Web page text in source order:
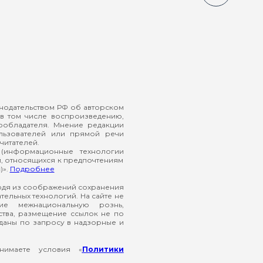
РФ об авторском
числе воспроизведению,
Мнение редакции
или прямой речи
технологии
относящихся к предпочтениям
Подробнее
из соображений сохранения
технологий. На сайте не
межнациональную рознь,
размещение ссылок не по
по запросу в надзорные и
условия «Политики